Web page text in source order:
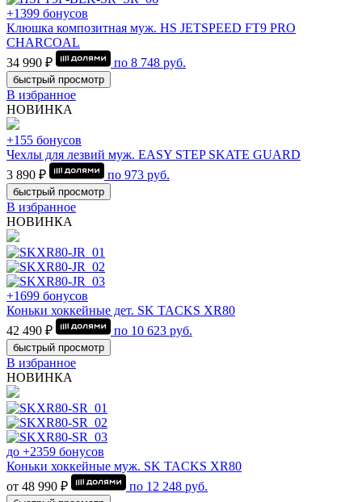
+1399 бонусов
Клюшка композитная муж. HS JETSPEED FT9 PRO
CHARCOAL
34 990 ₽
по 8 748 руб.
быстрый просмотр
В избранное
НОВИНКА
+155 бонусов
Чехлы для лезвий муж. EASY STEP SKATE GUARD
3 890 ₽
по 973 руб.
быстрый просмотр
В избранное
НОВИНКА
+1699 бонусов
Коньки хоккейные дет. SK TACKS XR80
42 490 ₽
по 10 623 руб.
быстрый просмотр
В избранное
НОВИНКА
до +2359 бонусов
Коньки хоккейные муж. SK TACKS XR80
от 48 990 ₽
по 12 248 руб.